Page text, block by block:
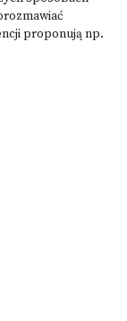
proponują np.